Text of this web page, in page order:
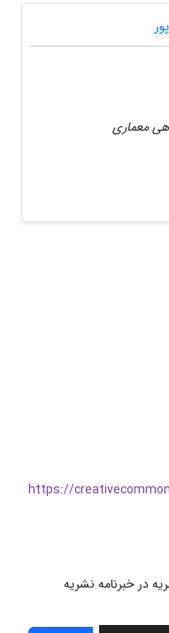
معماری
https://
در خبرنامه نشریه